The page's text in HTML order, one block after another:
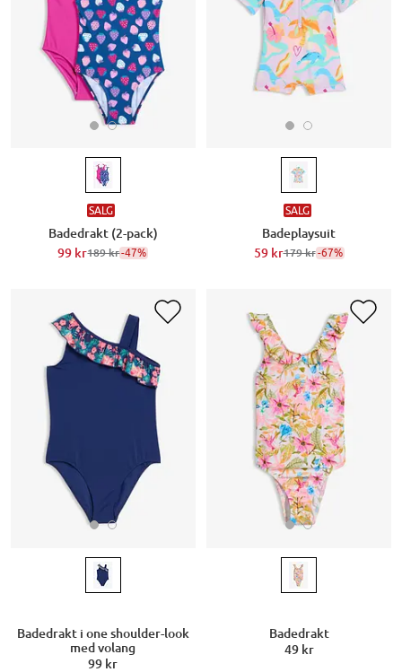
SALG
Badedrakt (2-pack)
99 kr189 kr-47%
SALG
Badeplaysuit
59 kr179 kr-67%
Badedrakt i one shoulder-look
med volang
99 kr
Badedrakt
49 kr